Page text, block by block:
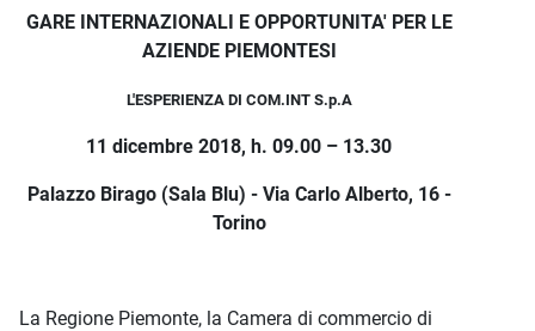
Descrizione iniziativa
GARE INTERNAZIONALI E OPPORTUNITA' PER LE
AZIENDE PIEMONTESI
L'ESPERIENZA DI COM.INT S.p.A
11 dicembre 2018, h. 09.00 – 13.30
Palazzo Birago (Sala Blu) - Via Carlo Alberto, 16 -
Torino
La Regione Piemonte, la Camera di commercio di